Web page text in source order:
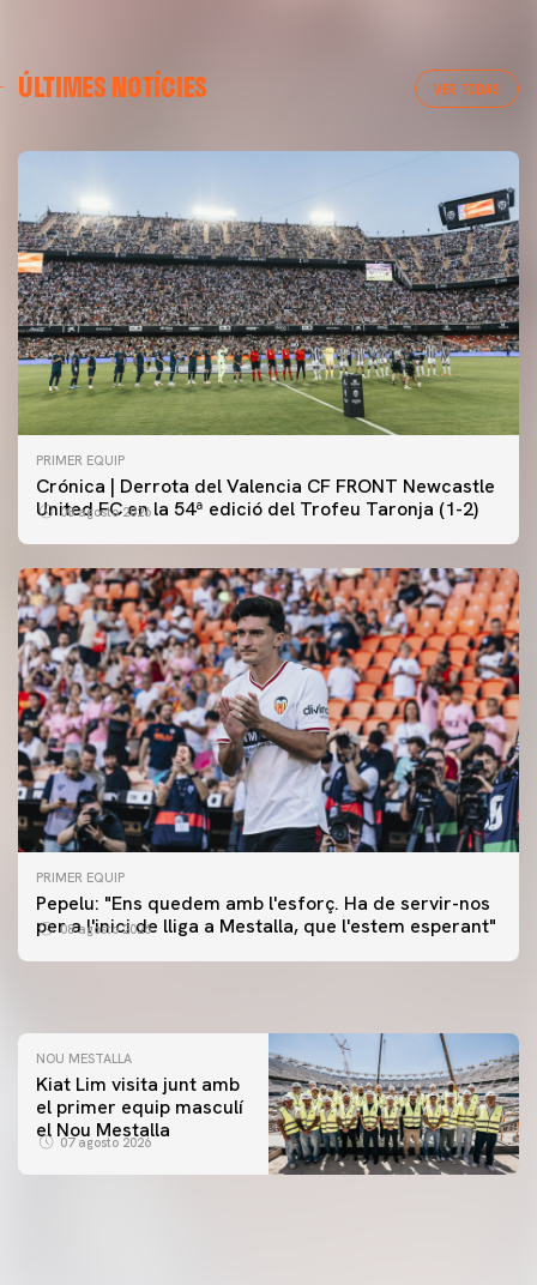
ÚLTIMES NOTÍCIES VER TODAS
PRIMER EQUIP
Crónica | Derrota del Valencia CF FRONT Newcastle
United FC en la 54ª edició del Trofeu Taronja (1-2)
08 agosto 2026
PRIMER EQUIP
Pepelu: "Ens quedem amb l'esforç. Ha de servir-nos
per a l'inici de lliga a Mestalla, que l'estem esperant"
08 agosto 2026
PRIMER EQUIP
📸 #ValenciaNUFC
PRIMER EQUIP
MESTALLA 📍
NOU MESTALLA
Kiat Lim visita junt amb
el primer equip masculí
el Nou Mestalla
07 agosto 2026
PRIMER EQUIP
ENTRENAMENT DEL VALENCIA CF 7/8/2026